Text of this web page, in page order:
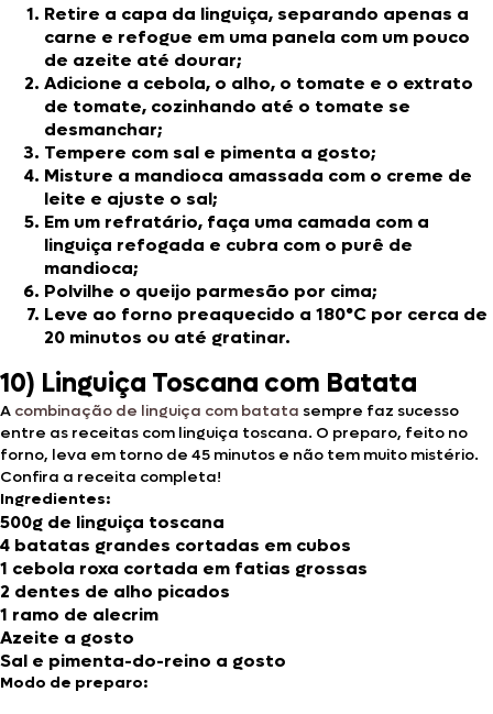
Retire a capa da linguiça, separando apenas a
carne e refogue em uma panela com um pouco
de azeite até dourar;
Adicione a cebola, o alho, o tomate e o extrato
de tomate, cozinhando até o tomate se
desmanchar;
Tempere com sal e pimenta a gosto;
Misture a mandioca amassada com o creme de
leite e ajuste o sal;
Em um refratário, faça uma camada com a
linguiça refogada e cubra com o purê de
mandioca;
Polvilhe o queijo parmesão por cima;
Leve ao forno preaquecido a 180°C por cerca de
20 minutos ou até gratinar.
10) Linguiça Toscana com Batata
A combinação de linguiça com batata sempre faz sucesso
entre as receitas com linguiça toscana. O preparo, feito no
forno, leva em torno de 45 minutos e não tem muito mistério.
Confira a receita completa!
Ingredientes:
500g de linguiça toscana
4 batatas grandes cortadas em cubos
1 cebola roxa cortada em fatias grossas
2 dentes de alho picados
1 ramo de alecrim
Azeite a gosto
Sal e pimenta-do-reino a gosto
Modo de preparo: